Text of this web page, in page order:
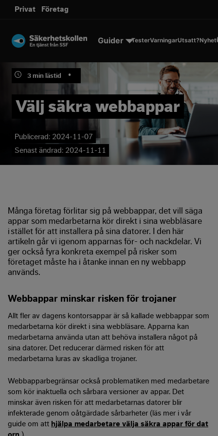
sms.
Privat Företag
Guider TesterVarningarUtsatt?
3 min lästid •
Välj säkra webbappar
Publicerad: 2024-11-07
Senast ändrad: 2024-11-11
Många företag förlitar sig på webbappar, det vill säga
appar som medarbetarna kör direkt i sina webbläsare
i stället för att installera på sina datorer. I den här
artikeln går vi igenom apparnas för- och nackdelar. Vi
ger också fyra konkreta exempel på risker som
företaget måste ha i åtanke innan en ny webbapp
används.
Webbappar minskar risken för trojaner
Allt fler av dagens kontorsappar är så kallade webbappar som
medarbetarna kör direkt i sina webbläsare. Apparna kan
medarbetarna använda utan att behöva installera något på
sina datorer. Det reducerar därmed risken för att
medarbetarna luras av skadliga trojaner.
Webbapparbegränsar också problematiken med medarbetare
som kör inaktuella och sårbara versioner av appar. Det
minskar även risken för att medarbetarnas datorer blir
infekterade genom oåtgärdade sårbarheter (läs mer i vår
guide om att hjälpa medarbetare välja säkra appar för dat